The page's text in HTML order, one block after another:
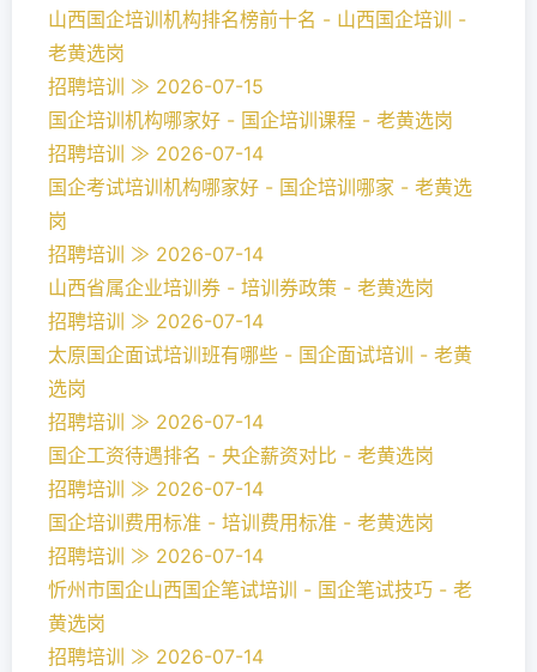
山西国企培训机构排名榜前十名 - 山西国企培训 -
老黄选岗
招聘培训 ≫ 2026-07-15
国企培训机构哪家好 - 国企培训课程 - 老黄选岗
招聘培训 ≫ 2026-07-14
国企考试培训机构哪家好 - 国企培训哪家 - 老黄选
岗
招聘培训 ≫ 2026-07-14
山西省属企业培训券 - 培训券政策 - 老黄选岗
招聘培训 ≫ 2026-07-14
太原国企面试培训班有哪些 - 国企面试培训 - 老黄
选岗
招聘培训 ≫ 2026-07-14
国企工资待遇排名 - 央企薪资对比 - 老黄选岗
招聘培训 ≫ 2026-07-14
国企培训费用标准 - 培训费用标准 - 老黄选岗
招聘培训 ≫ 2026-07-14
忻州市国企山西国企笔试培训 - 国企笔试技巧 - 老
黄选岗
招聘培训 ≫ 2026-07-14